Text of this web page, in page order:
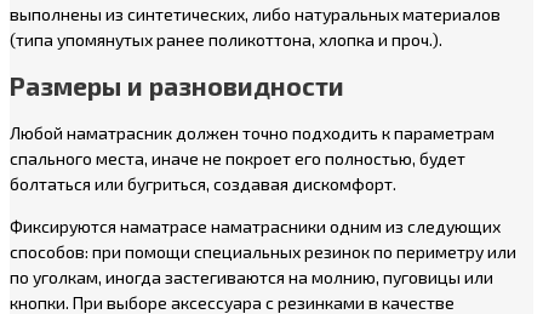
выполнены из синтетических, либо натуральных материалов
(типа упомянутых ранее поликоттона, хлопка и проч.).
Размеры и разновидности
Любой наматрасник должен точно подходить к параметрам
спального места, иначе не покроет его полностью, будет
болтаться или бугриться, создавая дискомфорт.
Фиксируются наматрасе наматрасники одним из следующих
способов: при помощи специальных резинок по периметру или
по уголкам, иногда застегиваются на молнию, пуговицы или
кнопки. При выборе аксессуара с резинками в качестве